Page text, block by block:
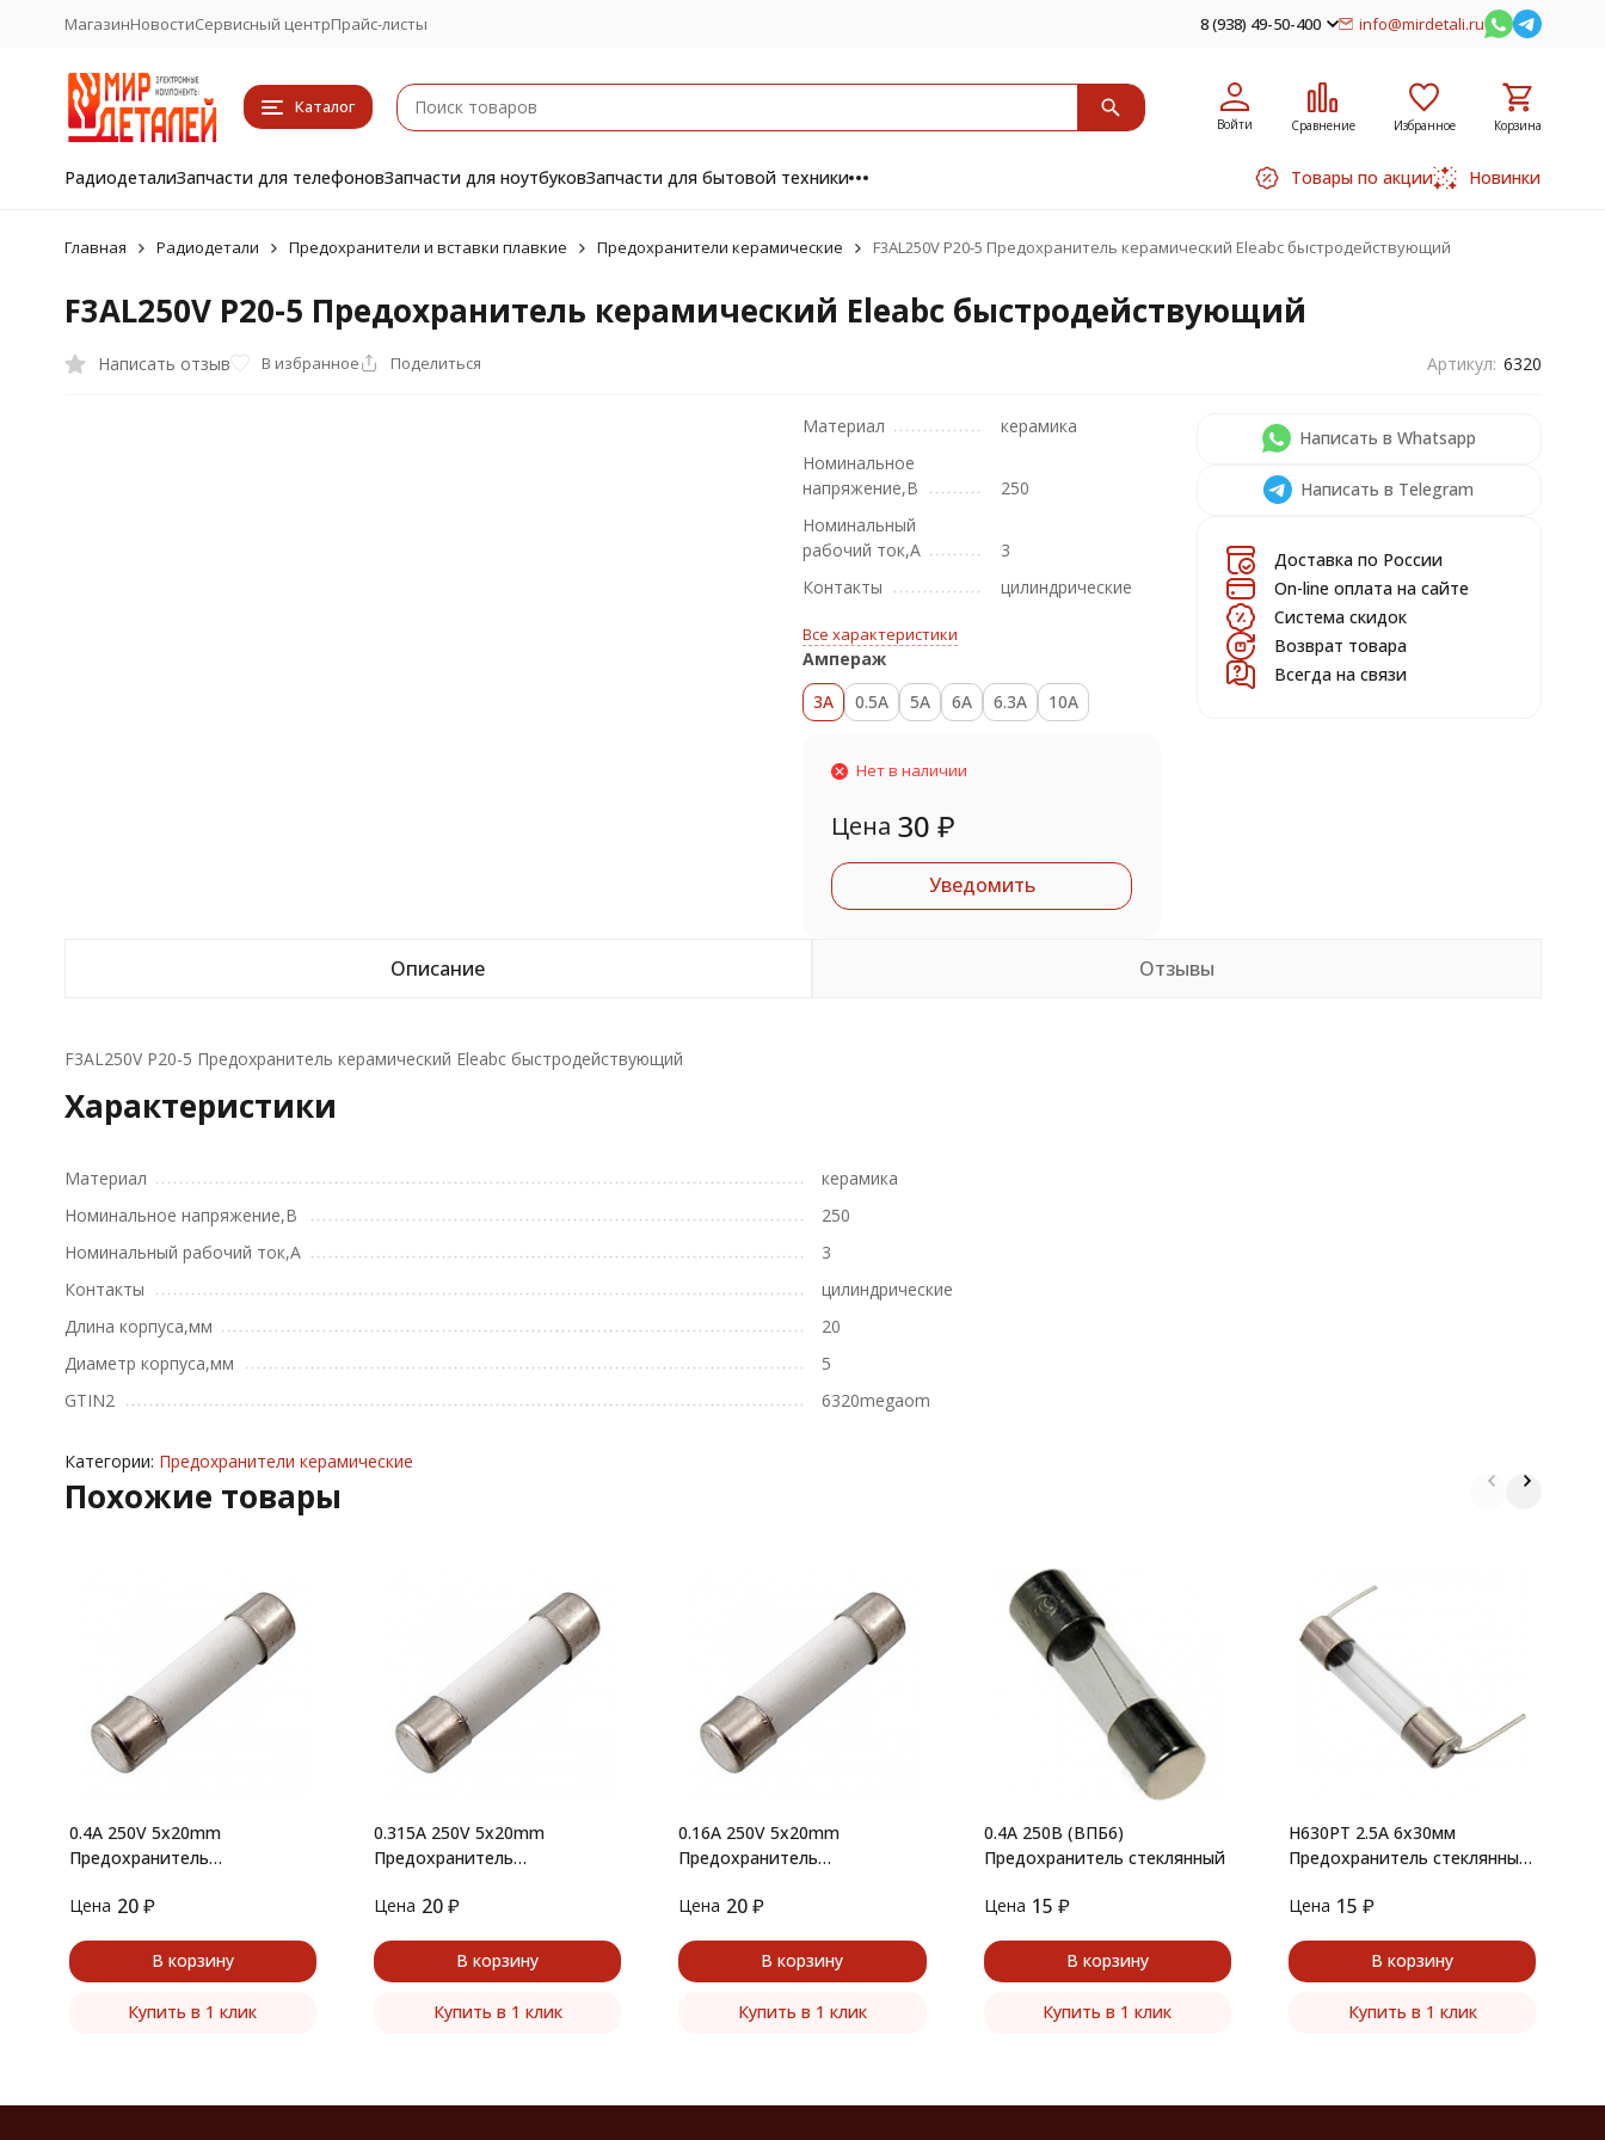
МагазинНовостиСервисный центрПрайс-листы 8 (938) 49-50-400 info@mirdetali.ru
Каталог
Войти Сравнение Избранное Корзина
РадиодеталиЗапчасти для телефоновЗапчасти для ноутбуковЗапчасти для бытовой техники Товары по акции Новинки
Главная Радиодетали Предохранители и вставки плавкие Предохранители керамические F3AL250V Р20-5 Предохранитель керамический Eleabc быстродействующий
F3AL250V Р20-5 Предохранитель керамический Eleabc быстродействующий
Написать отзыв В избранное Поделиться Артикул: 6320
Материал
керамика
Номинальное
напряжение,В
250
Номинальный
рабочий ток,А
3
Контакты
цилиндрические
Все характеристики
Ампераж
3A
0.5A 5A 6A 6.3A 10A
Нет в наличии
Цена 30 ₽
Уведомить
Написать в Whatsapp
Написать в Telegram
Доставка по России
On-line оплата на сайте
Система скидок
Возврат товара
Всегда на связи
Описание Отзывы
F3AL250V Р20-5 Предохранитель керамический Eleabc быстродействующий
Характеристики
Материал
керамика
Номинальное напряжение,В
250
Номинальный рабочий ток,А
3
Контакты
цилиндрические
Длина корпуса,мм
20
Диаметр корпуса,мм
5
GTIN2
6320megaom
Категории: Предохранители керамические
Похожие товары
0.4A 250V 5x20mm
Предохранитель
Цена 20 ₽
В корзину
Купить в 1 клик
0.315A 250V 5x20mm
Предохранитель
Цена 20₽
В корзину
Купить в 1 клик
0.16A 250V 5x20mm
Предохранитель
Цена 20₽
В корзину
Купить в 1 клик
0.4А 250В (ВПБ6)
Предохранитель стеклянный
Цена 15 ₽
В корзину
Купить в 1 клик
H630PT 2.5A 6х30мм
Предохранитель стеклянный
Цена 15 ₽
В корзину
Купить в 1 клик